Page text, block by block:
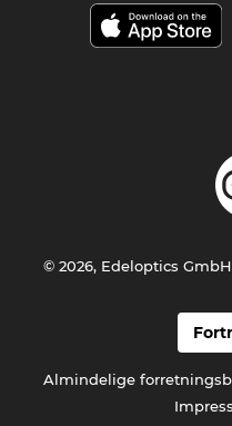
Almindelige
© 2026, Edeloptics